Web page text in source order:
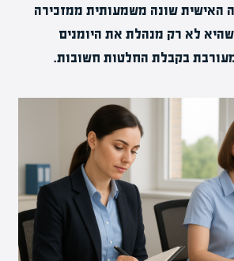
האישית שונה משמעותית ממזכירה
לא רק מנהלת את היומנים
בקבלת החלטות חשובות.